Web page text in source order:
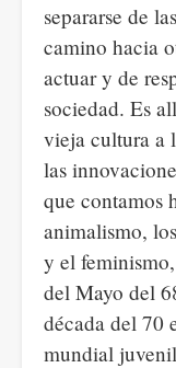
separarse de
camino hacia
actuar y de
sociedad. Es
vieja cultura a
las
que contamos
animalismo,
y el
del Mayo del
década del 70
mundial